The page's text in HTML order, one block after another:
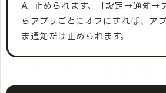
A. 止められます。「設定→通知→
らアプリごとにオフにすれば、ア
ま通知だけ止められます。